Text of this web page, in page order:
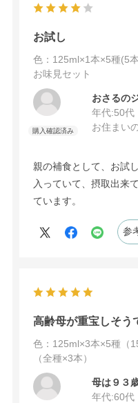
お試し
色：125ml×1本×5種(5
お味見セット
おさるの
年代:50代
お住まい
親の補食として、お試
入っていて、摂取出来
ています。
参
高齢母が重宝しそう
色：125ml×3本×5種（
（全種×3本）
母は９３
年代:60代